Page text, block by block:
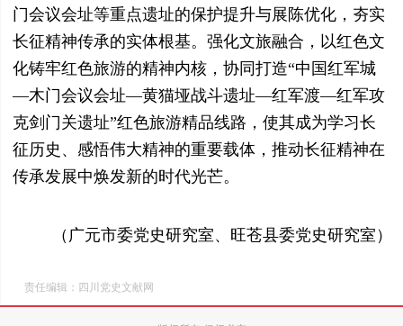
门会议会址等重点遗址的保护提升与展陈优化，夯实
长征精神传承的实体根基。强化文旅融合，以红色文
化铸牢红色旅游的精神内核，协同打造“中国红军城
—木门会议会址—黄猫垭战斗遗址—红军渡—红军攻
克剑门关遗址”红色旅游精品线路，使其成为学习长
征历史、感悟伟大精神的重要载体，推动长征精神在
传承发展中焕发新的时代光芒。
（广元市委党史研究室、旺苍县委党史研究室）
责任编辑：四川党史文献网